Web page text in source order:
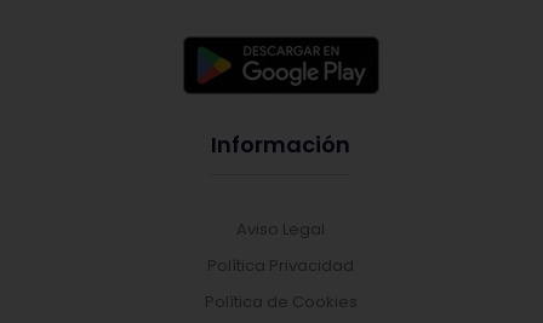
Información
Aviso Legal
Política Privacidad
Política de Cookies